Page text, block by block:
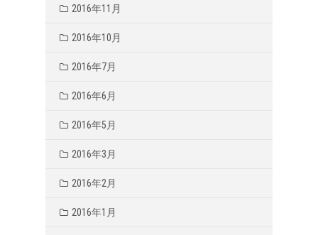
2016年11月
2016年10月
2016年7月
2016年6月
2016年5月
2016年3月
2016年2月
2016年1月